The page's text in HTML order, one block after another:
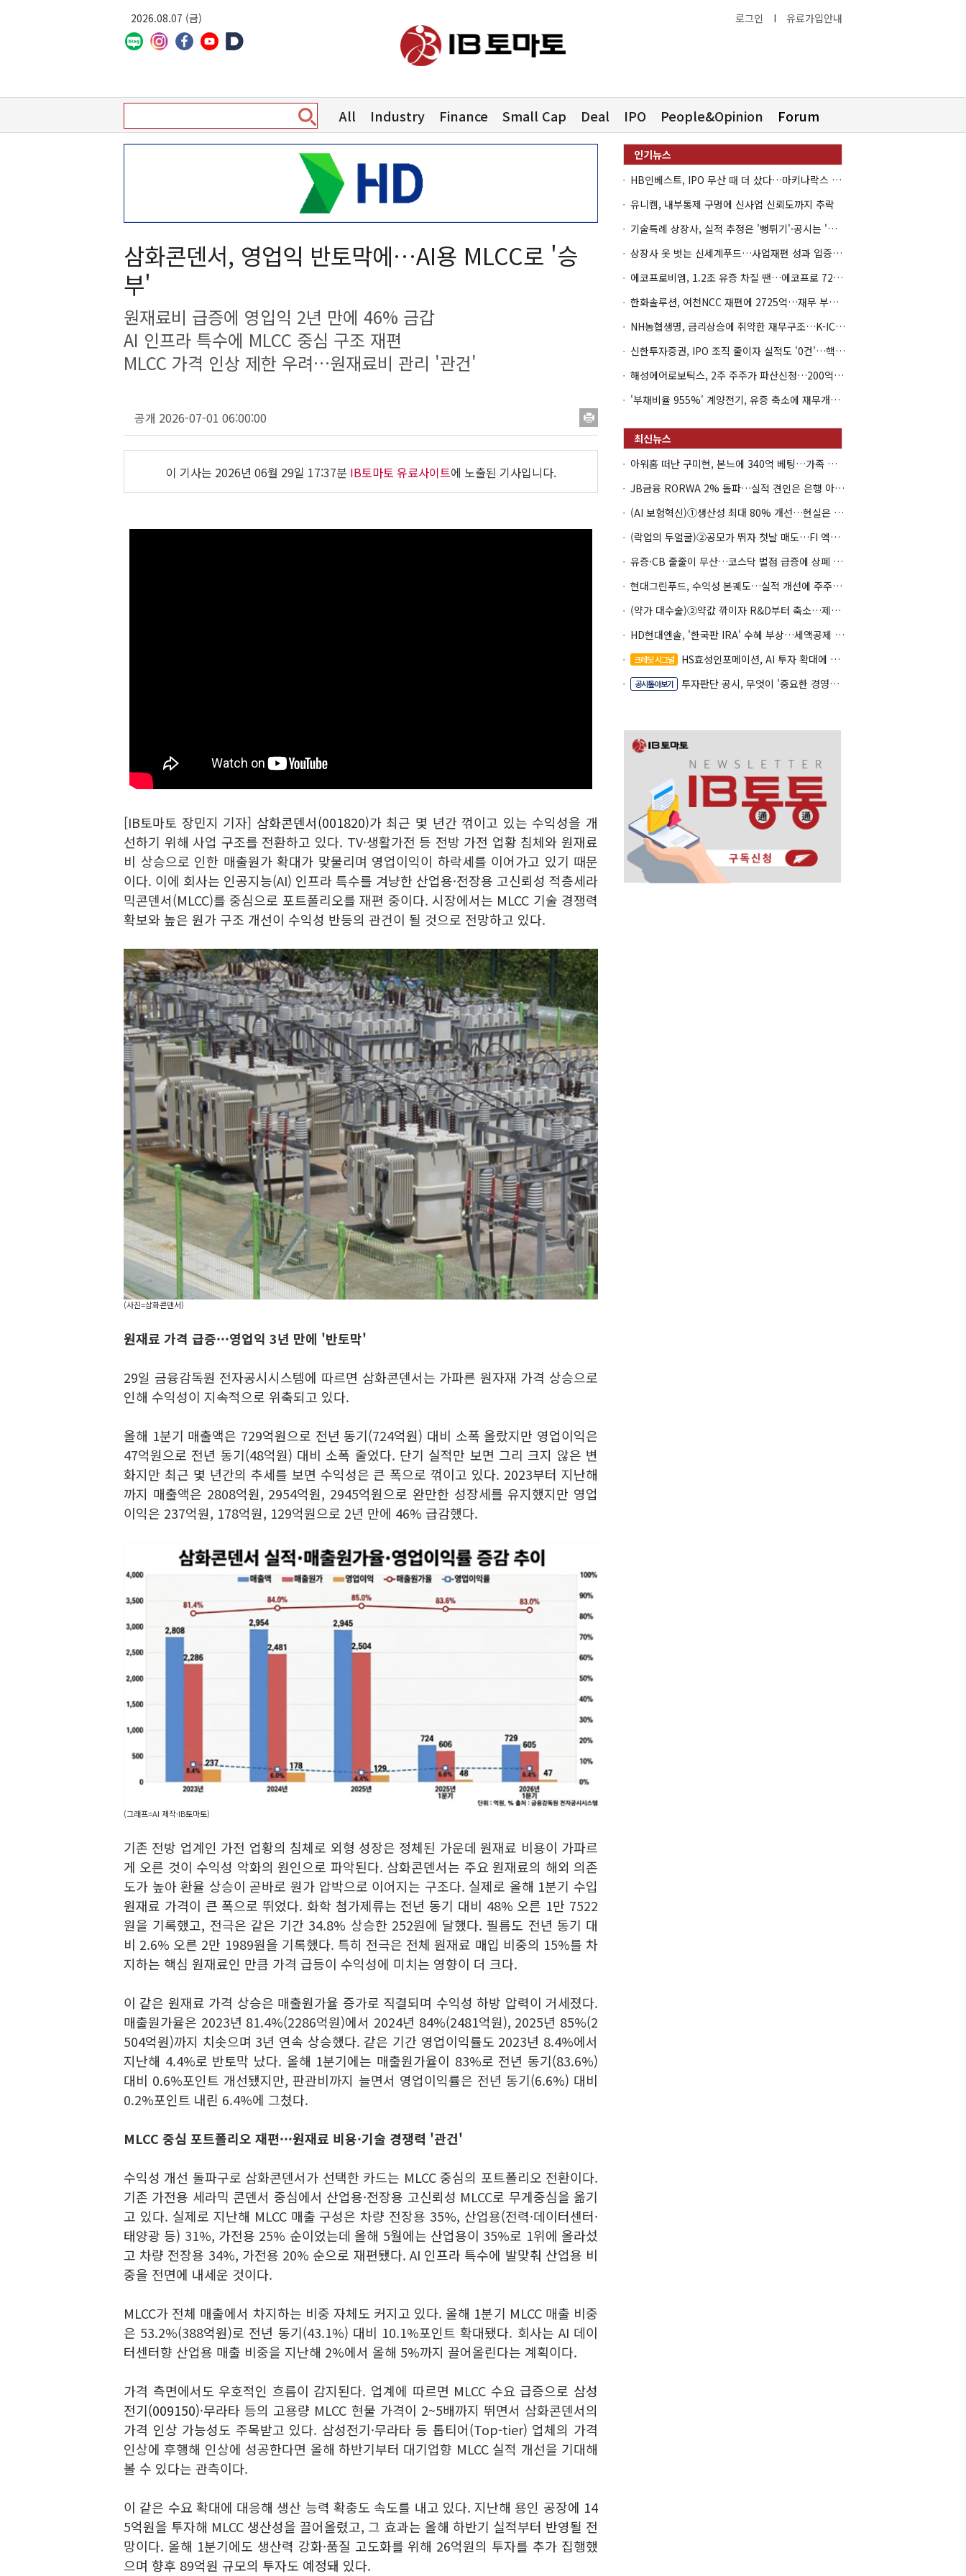
2026.08.07 (금) 로그인 I 유료가입안내
All Industry Finance Small Cap Deal IPO People&Opinion Forum
삼화콘덴서, 영업익 반토막에…AI용 MLCC로 '승
부'
원재료비 급증에 영입익 2년 만에 46% 금갑
AI 인프라 특수에 MLCC 중심 구조 재편
MLCC 가격 인상 제한 우려…원재료비 관리 '관건'
공개 2026-07-01 06:00:00
이 기사는 2026년 06월 29일 17:37분 IB토마토 유료사이트에 노출된 기사입니다.
[IB토마토 장민지 기자] 삼화콘덴서(001820)가 최근 몇 년간 꺾이고 있는 수익성을 개
선하기 위해 사업 구조를 전환하고 있다. TV·생활가전 등 전방 가전 업황 침체와 원재료
비 상승으로 인한 매출원가 확대가 맞물리며 영업이익이 하락세를 이어가고 있기 때문
이다. 이에 회사는 인공지능(AI) 인프라 특수를 겨냥한 산업용·전장용 고신뢰성 적층세라
믹콘덴서(MLCC)를 중심으로 포트폴리오를 재편 중이다. 시장에서는 MLCC 기술 경쟁력
확보와 높은 원가 구조 개선이 수익성 반등의 관건이 될 것으로 전망하고 있다.
(사진=삼화콘덴서)
원재료 가격 급증···영업익 3년 만에 '반토막'
29일 금융감독원 전자공시시스템에 따르면 삼화콘덴서는 가파른 원자재 가격 상승으로
인해 수익성이 지속적으로 위축되고 있다.
올해 1분기 매출액은 729억원으로 전년 동기(724억원) 대비 소폭 올랐지만 영업이익은
47억원으로 전년 동기(48억원) 대비 소폭 줄었다. 단기 실적만 보면 그리 크지 않은 변
화지만 최근 몇 년간의 추세를 보면 수익성은 큰 폭으로 꺾이고 있다. 2023부터 지난해
까지 매출액은 2808억원, 2954억원, 2945억원으로 완만한 성장세를 유지했지만 영업
이익은 237억원, 178억원, 129억원으로 2년 만에 46% 급감했다.
(그래프=AI 제작·IB토마토)
기존 전방 업계인 가전 업황의 침체로 외형 성장은 정체된 가운데 원재료 비용이 가파르
게 오른 것이 수익성 악화의 원인으로 파악된다. 삼화콘덴서는 주요 원재료의 해외 의존
도가 높아 환율 상승이 곧바로 원가 압박으로 이어지는 구조다. 실제로 올해 1분기 수입
원재료 가격이 큰 폭으로 뛰었다. 화학 첨가제류는 전년 동기 대비 48% 오른 1만 7522
원을 기록했고, 전극은 같은 기간 34.8% 상승한 252원에 달했다. 필름도 전년 동기 대
비 2.6% 오른 2만 1989원을 기록했다. 특히 전극은 전체 원재료 매입 비중의 15%를 차
지하는 핵심 원재료인 만큼 가격 급등이 수익성에 미치는 영향이 더 크다.
이 같은 원재료 가격 상승은 매출원가율 증가로 직결되며 수익성 하방 압력이 거세졌다.
매출원가율은 2023년 81.4%(2286억원)에서 2024년 84%(2481억원), 2025년 85%(2
504억원)까지 치솟으며 3년 연속 상승했다. 같은 기간 영업이익률도 2023년 8.4%에서
지난해 4.4%로 반토막 났다. 올해 1분기에는 매출원가율이 83%로 전년 동기(83.6%)
대비 0.6%포인트 개선됐지만, 판관비까지 늘면서 영업이익률은 전년 동기(6.6%) 대비
0.2%포인트 내린 6.4%에 그쳤다.
MLCC 중심 포트폴리오 재편···원재료 비용·기술 경쟁력 '관건'
수익성 개선 돌파구로 삼화콘덴서가 선택한 카드는 MLCC 중심의 포트폴리오 전환이다.
기존 가전용 세라믹 콘덴서 중심에서 산업용·전장용 고신뢰성 MLCC로 무게중심을 옮기
고 있다. 실제로 지난해 MLCC 매출 구성은 차량 전장용 35%, 산업용(전력·데이터센터·
태양광 등) 31%, 가전용 25% 순이었는데 올해 5월에는 산업용이 35%로 1위에 올라섰
고 차량 전장용 34%, 가전용 20% 순으로 재편됐다. AI 인프라 특수에 발맞춰 산업용 비
중을 전면에 내세운 것이다.
MLCC가 전체 매출에서 차지하는 비중 자체도 커지고 있다. 올해 1분기 MLCC 매출 비중
은 53.2%(388억원)로 전년 동기(43.1%) 대비 10.1%포인트 확대됐다. 회사는 AI 데이
터센터향 산업용 매출 비중을 지난해 2%에서 올해 5%까지 끌어올린다는 계획이다.
가격 측면에서도 우호적인 흐름이 감지된다. 업계에 따르면 MLCC 수요 급증으로 삼성
전기(009150)·무라타 등의 고용량 MLCC 현물 가격이 2~5배까지 뛰면서 삼화콘덴서의
가격 인상 가능성도 주목받고 있다. 삼성전기·무라타 등 톱티어(Top-tier) 업체의 가격
인상에 후행해 인상에 성공한다면 올해 하반기부터 대기업향 MLCC 실적 개선을 기대해
볼 수 있다는 관측이다.
이 같은 수요 확대에 대응해 생산 능력 확충도 속도를 내고 있다. 지난해 용인 공장에 14
5억원을 투자해 MLCC 생산성을 끌어올렸고, 그 효과는 올해 하반기 실적부터 반영될 전
망이다. 올해 1분기에도 생산력 강화·품질 고도화를 위해 26억원의 투자를 추가 집행했
으며 향후 89억원 규모의 투자도 예정돼 있다.
HB인베스트, IPO 무산 때 더 샀다…마키나락스 투자 2.7배 회수
유니켐, 내부통제 구멍에 신사업 신뢰도까지 추락
기술특례 상장사, 실적 추정은 '뻥튀기'·공시는 '누락'
상장사 옷 벗는 신세계푸드…사업재편 성과 입증할까
에코프로비엠, 1.2조 유증 차질 땐…에코프로 7270억 '독박'
한화솔루션, 여천NCC 재편에 2725억…재무 부담 커지나
NH농협생명, 금리상승에 취약한 재무구조…K-ICS 변동성 '주의보'
신한투자증권, IPO 조직 줄이자 실적도 '0건'…핵심 인력까지 이탈
해성에어로보틱스, 2주 주주가 파산신청…200억 CB 분쟁 확산
'부채비율 955%' 계양전기, 유증 축소에 재무개선 효과 '뚝'
아워홈 떠난 구미현, 본느에 340억 베팅…가족 지배체제 구축
JB금융 RORWA 2% 돌파…실적 견인은 은행 아닌 캐피탈
(AI 보험혁신)①생산성 최대 80% 개선…현실은 '실행 격차'
(락업의 두얼굴)②공모가 뛰자 첫날 매도…FI 엑시트 전략 갈렸다
유증·CB 줄줄이 무산…코스닥 벌점 급증에 상폐 압박
현대그린푸드, 수익성 본궤도…실적 개선에 주주환원까지
(약가 대수술)②약값 깎이자 R&D부터 축소…제약업계 비상경영 돌입
HD현대엔솔, '한국판 IRA' 수혜 부상…세액공제 선택이 변수
크레딧 시그널 HS효성인포메이션, AI 투자 확대에 실적 체력 강화
공시톺아보기 투자판단 공시, 무엇이 '중요한 경영사항'일까